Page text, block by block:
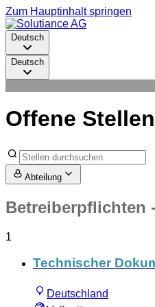
Zum Hauptinhalt springen
Deutsch
Deutsch
Offene Stellen
Abteilung
Betreiberpflichten
1
Technischer
Deutschland